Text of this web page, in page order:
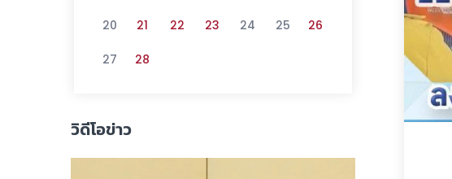
20 21 22 23 24 25 26
27 28
วิดีโอข่าว